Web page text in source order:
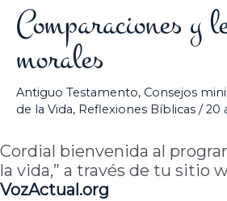
Comparaciones y
morales
Antiguo Testamento, Consejos
de la Vida, Reflexiones Bíblicas /20
Cordial bienvenida al
la vida,” a través de tu sitio
VozActual.org